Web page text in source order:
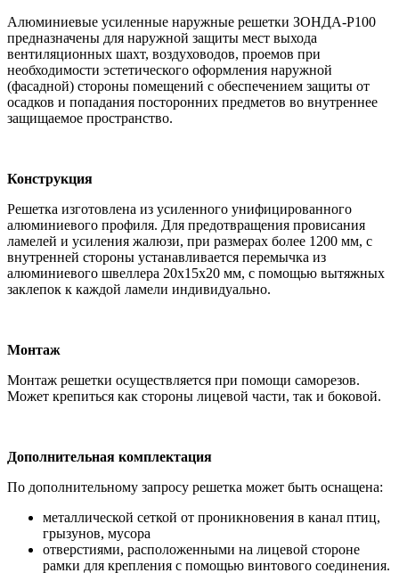
Алюминиевые усиленные наружные решетки ЗОНДА-Р100
предназначены для наружной защиты мест выхода
вентиляционных шахт, воздуховодов, проемов при
необходимости эстетического оформления наружной
(фасадной) стороны помещений с обеспечением защиты от
осадков и попадания посторонних предметов во внутреннее
защищаемое пространство.
Конструкция
Решетка изготовлена из усиленного унифицированного
алюминиевого профиля. Для предотвращения провисания
ламелей и усиления жалюзи, при размерах более 1200 мм, с
внутренней стороны устанавливается перемычка из
алюминиевого швеллера 20х15х20 мм, с помощью вытяжных
заклепок к каждой ламели индивидуально.
Монтаж
Монтаж решетки осуществляется при помощи саморезов.
Может крепиться как стороны лицевой части, так и боковой.
Дополнительная комплектация
По дополнительному запросу решетка может быть оснащена:
металлической сеткой от проникновения в канал птиц,
грызунов, мусора
отверстиями, расположенными на лицевой стороне
рамки для крепления с помощью винтового соединения.